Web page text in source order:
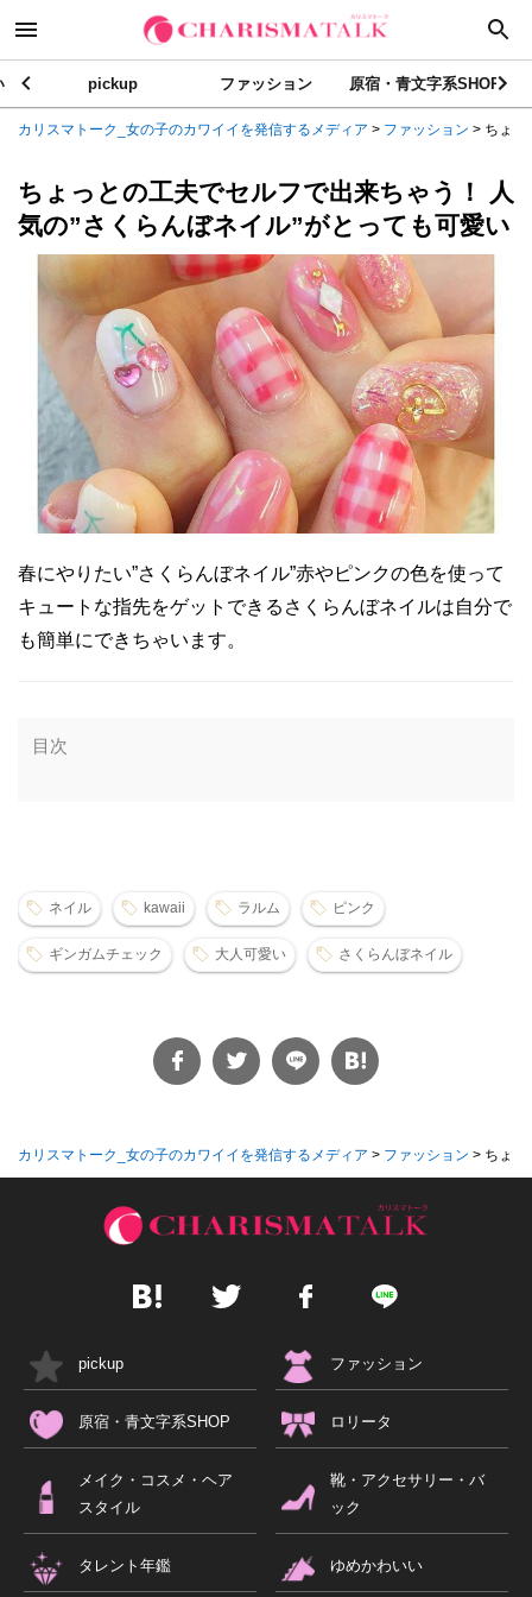
pickup ファッション 原宿・青文字系SHOP
カリスマトーク_女の子のカワイイを発信するメディア > ファッション > ちょっ
ちょっとの工夫でセルフで出来ちゃう！ 人
気の”さくらんぼネイル”がとっても可愛い
春にやりたい”さくらんぼネイル”赤やピンクの色を使って
キュートな指先をゲットできるさくらんぼネイルは自分で
も簡単にできちゃいます。
目次
ネイル kawaii ラルム ピンク
ギンガムチェック 大人可愛い さくらんぼネイル
カリスマトーク_女の子のカワイイを発信するメディア > ファッション > ちょっ
pickup ファッション
原宿・青文字系SHOP ロリータ
メイク・コスメ・ヘア
スタイル
靴・アクセサリー・バ
ック
タレント年鑑 ゆめかわいい